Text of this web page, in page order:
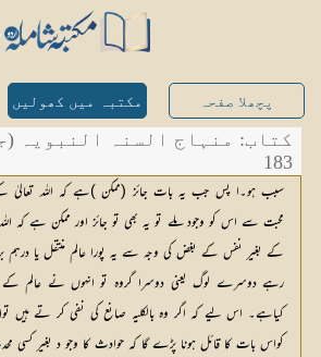
پچھلا صفحہ مکتبہ میں کھولیں
183
سبب ہو۔ا پس جب یہ بات جائز (ممکن )ہے کہ اللہ تعالیٰ
محبت سے اس کو وجود ملے تو یہ بھی تو جائز اور ممکن ہے کہ
کے بغیر نفس کے بغض کی وجہ سے یہ پورا عالم منتقل یا درہم
رہے دوسرے لوگ یعنی دوسرا گروہ تو انہوں نے عالم
کیاہے۔ اس لیے کہ اگر وہ بالکلیہ صانع کی نفی کر تے ہیں
کواس بات کا قائل ہونا پڑے گا کہ حوادث کا وجو د بغیر